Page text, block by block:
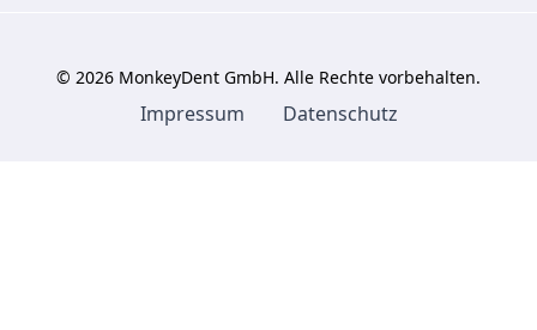
© 2026 MonkeyDent GmbH. Alle Rechte vorbehalten.
Impressum Datenschutz